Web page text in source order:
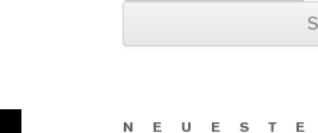
NEUESTE